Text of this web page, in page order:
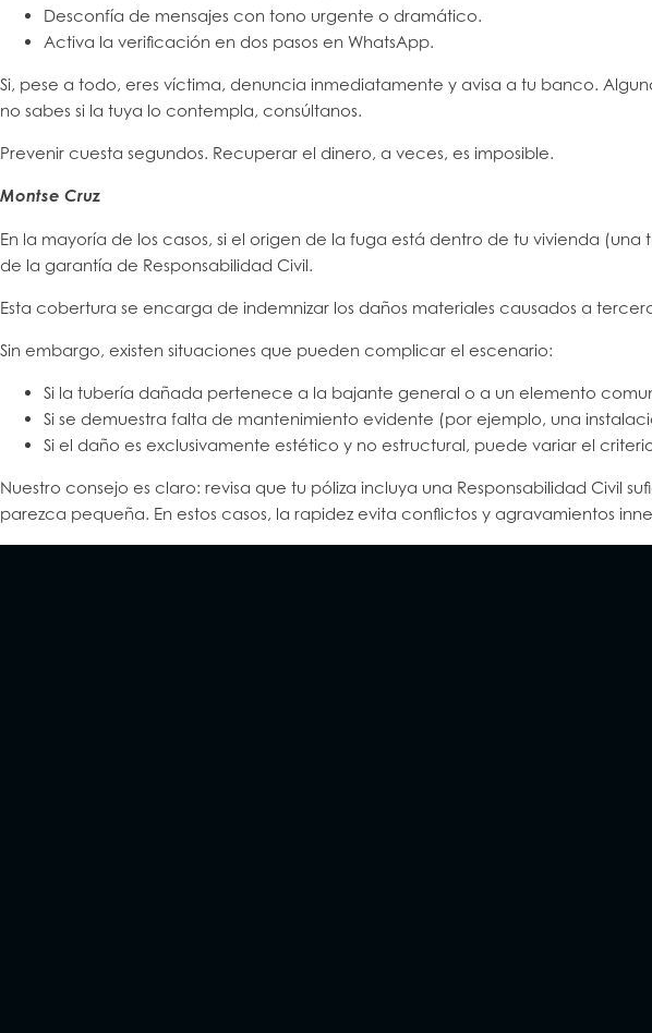
Desconfía de mensajes con tono urgente o dramático.
Activa la verificación en dos pasos en WhatsApp.
Si, pese a todo, eres víctima, denuncia inmediatamente y avisa a tu banco.
no sabes si la tuya lo contempla, consúltanos.
Prevenir cuesta segundos. Recuperar el dinero, a veces, es imposible.
Montse Cruz
En la mayoría de los casos, si el origen de la fuga está dentro de tu vivienda
de la garantía de Responsabilidad Civil.
Esta cobertura se encarga de indemnizar los daños materiales causados a
Sin embargo, existen situaciones que pueden complicar el escenario:
Si la tubería dañada pertenece a la bajante general o a un elemento
Si se demuestra falta de mantenimiento evidente (por ejemplo, una
Si el daño es exclusivamente estético y no estructural, puede variar el
Nuestro consejo es claro: revisa que tu póliza incluya una Responsabilidad Civil
parezca pequeña. En estos casos, la rapidez evita conflictos y agravamientos